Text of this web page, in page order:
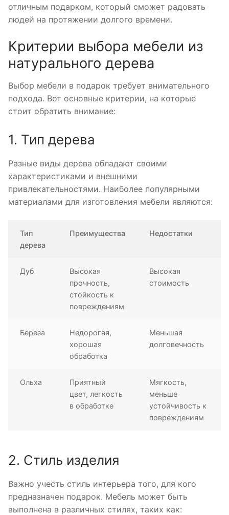
отличным подарком, который сможет радовать
людей на протяжении долгого времени.
Критерии выбора мебели из
натурального дерева
Выбор мебели в подарок требует внимательного
подхода. Вот основные критерии, на которые
стоит обратить внимание:
1. Тип дерева
Разные виды дерева обладают своими
характеристиками и внешними
привлекательностями. Наиболее популярными
материалами для изготовления мебели являются:
Тип
дерева
Преимущества Недостатки
Дуб
Высокая
прочность,
стойкость к
повреждениям
Высокая
стоимость
Береза
Недорогая,
хорошая
обработка
Меньшая
долговечность
Ольха
Приятный
цвет, легкость
в обработке
Мягкость,
меньше
устойчивость к
повреждениям
2. Стиль изделия
Важно учесть стиль интерьера того, для кого
предназначен подарок. Мебель может быть
выполнена в различных стилях, таких как: